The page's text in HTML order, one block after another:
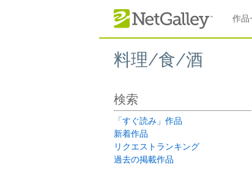
作品
料理/食/酒
検索
「すぐ読み」作品
新着作品
リクエストランキング
過去の掲載作品